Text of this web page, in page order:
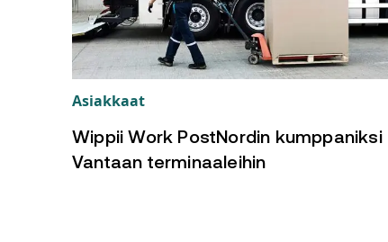
Asiakkaat
Wippii Work PostNordin kumppaniksi
Vantaan terminaaleihin